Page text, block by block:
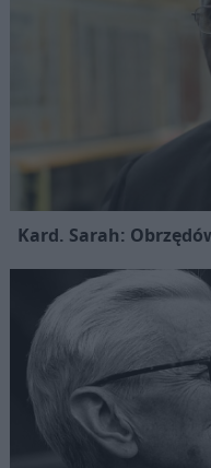
Kard. Sarah: